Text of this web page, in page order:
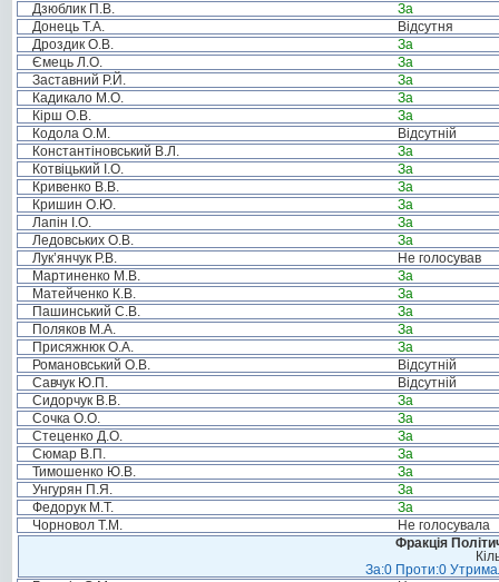
Дзюблик П.В.
За
Донець Т.А.
Відсутня
Дроздик О.В.
За
Ємець Л.О.
За
Заставний Р.Й.
За
Кадикало М.О.
За
Кірш О.В.
За
Кодола О.М.
Відсутній
Константіновський В.Л.
За
Котвіцький І.О.
За
Кривенко В.В.
За
Кришин О.Ю.
За
Лапін І.О.
За
Ледовських О.В.
За
Лук’янчук Р.В.
Не голосував
Мартиненко М.В.
За
Матейченко К.В.
За
Пашинський С.В.
За
Поляков М.А.
За
Присяжнюк О.А.
За
Романовський О.В.
Відсутній
Савчук Ю.П.
Відсутній
Сидорчук В.В.
За
Сочка О.О.
За
Стеценко Д.О.
За
Сюмар В.П.
За
Тимошенко Ю.В.
За
Унгурян П.Я.
За
Федорук М.Т.
За
Чорновол Т.М.
Не голосувала
Фракція
За:0 Проти:0